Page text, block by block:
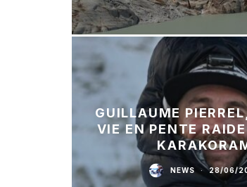
GUILLAUME
VIE EN PENTE
NEWS · 28/06/